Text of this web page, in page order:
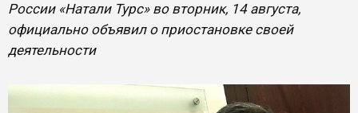
России «Натали Турс» во вторник, 14 августа,
официально объявил о приостановке своей
деятельности